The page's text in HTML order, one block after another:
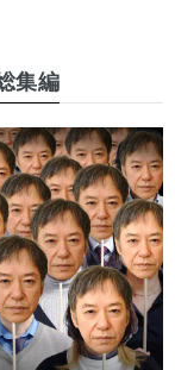
集編